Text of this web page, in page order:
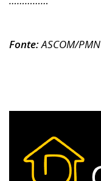
Fonte:ASCOM/PMN